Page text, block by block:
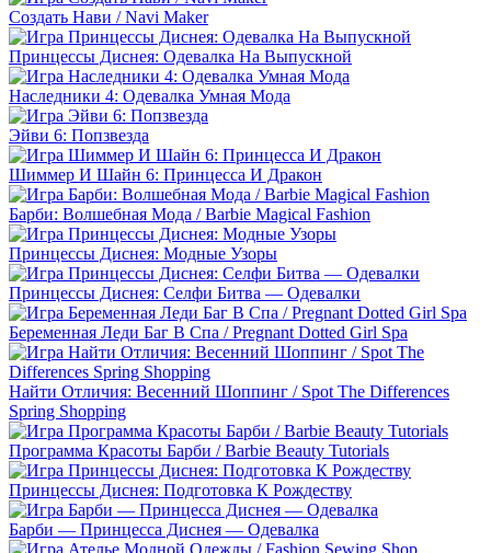
Создать Нави / Navi Maker
Принцессы Диснея: Одевалка На Выпускной
Наследники 4: Одевалка Умная Мода
Эйви 6: Попзвезда
Шиммер И Шайн 6: Принцесса И Дракон
Барби: Волшебная Мода / Barbie Magical Fashion
Принцессы Диснея: Модные Узоры
Принцессы Диснея: Селфи Битва — Одевалки
Беременная Леди Баг В Спа / Pregnant Dotted Girl Spa
Найти Отличия: Весенний Шоппинг / Spot The Differences
Spring Shopping
Программа Красоты Барби / Barbie Beauty Tutorials
Принцессы Диснея: Подготовка К Рождеству
Барби — Принцесса Диснея — Одевалка